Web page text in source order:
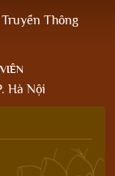
Thông
Hà Nội